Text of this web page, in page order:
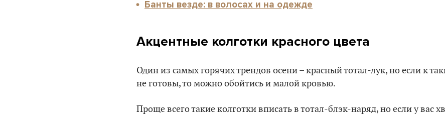
Банты везде: в волосах и на одежде
Акцентные колготки красного цвета
Один из самых горячих трендов осени – красный тотал-лук, но если к
не готовы, то можно обойтись и малой кровью.
Проще всего такие колготки вписать в тотал-блэк-наряд, но если у вас